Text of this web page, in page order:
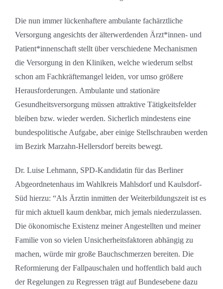
Die nun immer lückenhaftere ambulante fachärztliche
Versorgung angesichts der älterwerdenden Ärzt*innen- und
Patient*innenschaft stellt über verschiedene Mechanismen
die Versorgung in den Kliniken, welche wiederum selbst
schon am Fachkräftemangel leiden, vor umso größere
Herausforderungen. Ambulante und stationäre
Gesundheitsversorgung müssen attraktive Tätigkeitsfelder
bleiben bzw. wieder werden. Sicherlich mindestens eine
bundespolitische Aufgabe, aber einige Stellschrauben werden
im Bezirk Marzahn-Hellersdorf bereits bewegt.
Dr. Luise Lehmann, SPD-Kandidatin für das Berliner
Abgeordnetenhaus im Wahlkreis Mahlsdorf und Kaulsdorf-
Süd hierzu: “Als Ärztin inmitten der Weiterbildungszeit ist es
für mich aktuell kaum denkbar, mich jemals niederzulassen.
Die ökonomische Existenz meiner Angestellten und meiner
Familie von so vielen Unsicherheitsfaktoren abhängig zu
machen, würde mir große Bauchschmerzen bereiten. Die
Reformierung der Fallpauschalen und hoffentlich bald auch
der Regelungen zu Regressen trägt auf Bundesebene dazu